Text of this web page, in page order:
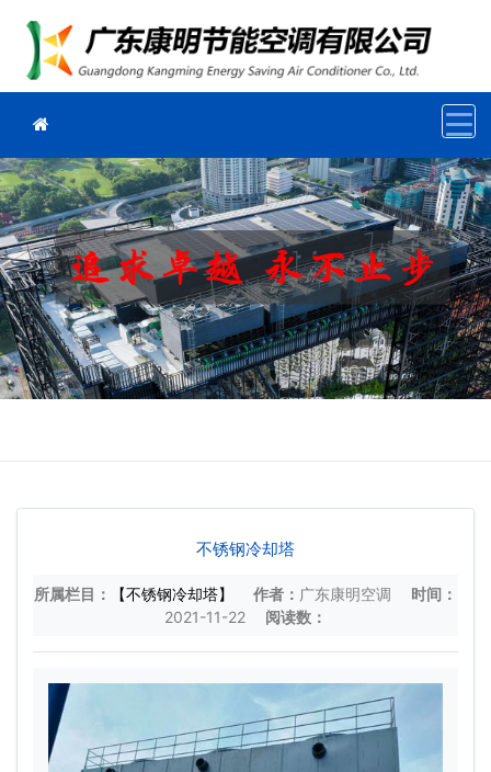
不锈钢冷却塔
所属栏目： 【不锈钢冷却塔】 作者： 广东康明空调
时间：
2021-11-22
阅读数：